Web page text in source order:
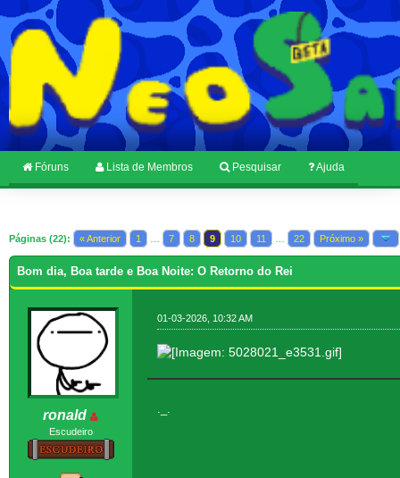
Fóruns Lista de Membros Pesquisar Ajuda
Páginas (22): « Anterior 1 7 8 9 10 11 22 Próximo »
Bom dia, Boa tarde e Boa Noite: O Retorno do Rei
ronald
Escudeiro
01-03-2026, 10:32 AM
._.